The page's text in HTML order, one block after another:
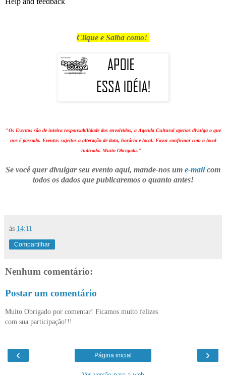
Clique e Saiba como!
"Os Eventos são de inteira responsabilidade dos envolvidos, a Agenda Cultural apenas divulga o que
nos é passado. Eventos sujeitos a alteração de data, horário e local. Favor confirmar com o local
indicado. Muito Obrigada."
Se você quer divulgar seu evento aqui, mande-nos um e-mailcom
todos os dados que publicaremos o quanto antes!
às 14:11
Compartilhar
Nenhum comentário:
Postar um comentário
Muito Obrigado por comentar! Ficamos muito felizes
com sua participação!!!
‹ ›
Página inicial